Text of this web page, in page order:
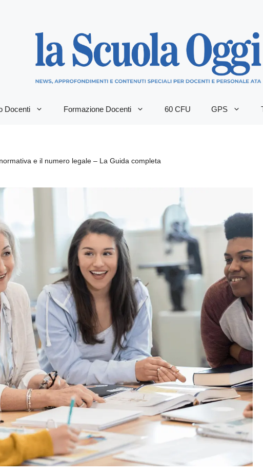
Docenti Formazione Docenti 60 CFU GPS
e il numero legale – La Guida completa